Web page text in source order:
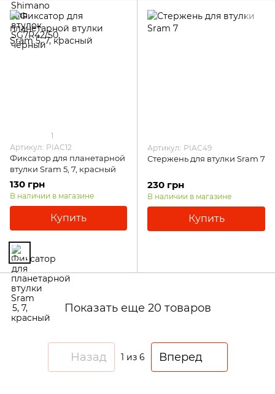
1
Артикул: PIAC12
Фиксатор для планетарной
втулки Sram 5, 7, красный
130 грн
В наличии в магазине
Купить
Артикул: PIAC49
Стержень для втулки Sram 7
230 грн
В наличии в магазине
Купить
Показать еще 20 товаров
Назад 1 из 6 Вперед